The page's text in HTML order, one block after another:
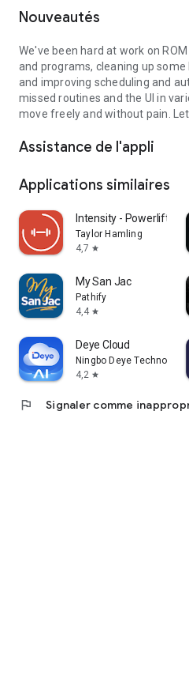
Nouveautés
We've been hard at work on
and programs, cleaning up
and improving scheduling and
missed routines and the UI in
move freely and without pain.
Assistance de l'appli
Applications similaires
Intensity - Powerlifting
Taylor Hamling
4,7 star
My San Jac
Pathify
4,4 star
Deye Cloud
Ningbo Deye Technology
4,2 star
flag Signaler comme